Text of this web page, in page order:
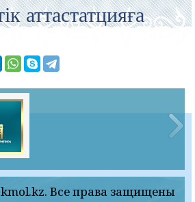
аттастатцияға
Все права защищены